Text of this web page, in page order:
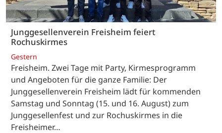
Junggesellenverein Freisheim feiert
Rochuskirmes
Gestern
Freisheim. Zwei Tage mit Party, Kirmesprogramm
und Angeboten für die ganze Familie: Der
Junggesellenverein Freisheim lädt für kommenden
Samstag und Sonntag (15. und 16. August) zum
Junggesellenfest und zur Rochuskirmes in die
Freisheimer…